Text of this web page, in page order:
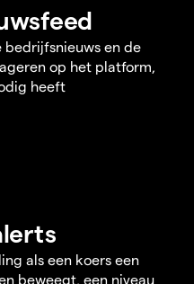
en de
op het platform,
heeft
als een koers een
beweegt, een niveau